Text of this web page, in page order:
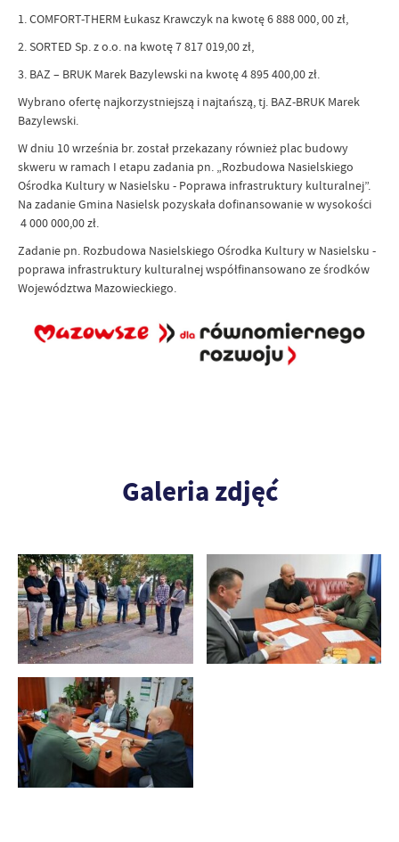
1. COMFORT-THERM Łukasz Krawczyk na kwotę 6 888 000, 00 zł,
2. SORTED Sp. z o.o. na kwotę 7 817 019,00 zł,
3. BAZ – BRUK Marek Bazylewski na kwotę 4 895 400,00 zł.
Wybrano ofertę najkorzystniejszą i najtańszą, tj. BAZ-BRUK Marek
Bazylewski.
W dniu 10 września br. został przekazany również plac budowy
skweru w ramach I etapu zadania pn. „Rozbudowa Nasielskiego
Ośrodka Kultury w Nasielsku - Poprawa infrastruktury kulturalnej”.
Na zadanie Gmina Nasielsk pozyskała dofinansowanie w wysokości
4 000 000,00 zł.
Zadanie pn. Rozbudowa Nasielskiego Ośrodka Kultury w Nasielsku -
poprawa infrastruktury kulturalnej współfinansowano ze środków
Województwa Mazowieckiego.
Galeria zdjęć